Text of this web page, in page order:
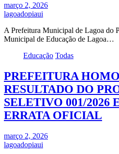
março 2, 2026
lagoadopiaui
A Prefeitura Municipal de Lagoa do
Municipal de Educação de Lagoa…
Educação Todas
PREFEITURA
RESULTADO DO
SELETIVO 001/2026
ERRATA OFICIAL
março 2, 2026
lagoadopiaui